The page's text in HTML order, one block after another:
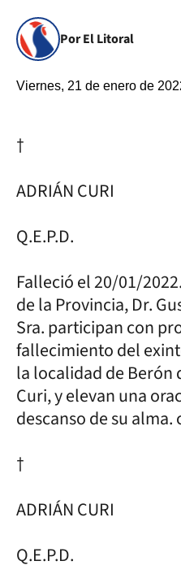
Por El Litoral
Viernes, 21 de enero de
†
ADRIÁN CURI
Q.E.P.D.
Falleció el 20/01/
de la Provincia, Dr.
Sra. participan con
fallecimiento del
la localidad de Berón
Curi, y elevan una
descanso de su alma.
†
ADRIÁN CURI
Q.E.P.D.